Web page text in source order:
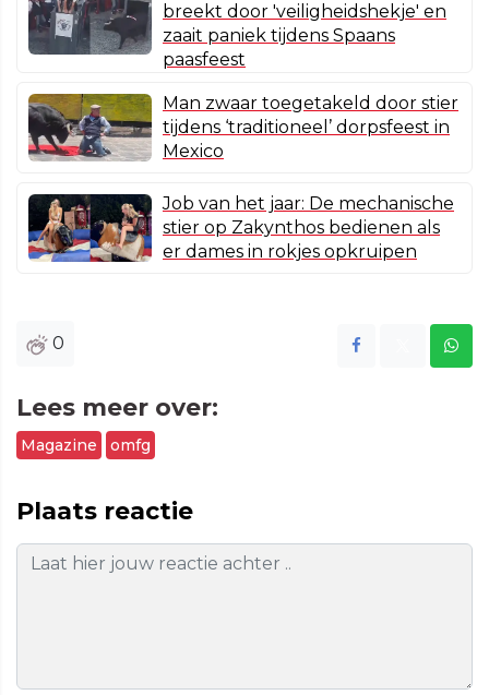
breekt door 'veiligheidshekje' en
zaait paniek tijdens Spaans
paasfeest
Man zwaar toegetakeld door stier
tijdens ‘traditioneel’ dorpsfeest in
Mexico
Job van het jaar: De mechanische
stier op Zakynthos bedienen als
er dames in rokjes opkruipen
0
Lees meer over:
Magazine omfg
Plaats reactie